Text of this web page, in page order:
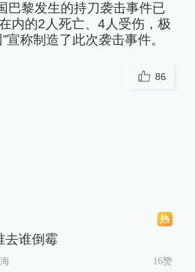
巴黎发生的持刀袭击事件已
内的2人死亡、4人受伤，极
宣称制造了此次袭击事件。
86
去谁倒霉
16赞